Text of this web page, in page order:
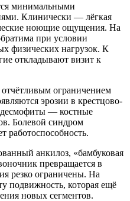
минимальными
Клинически — лёгкая
ноющие ощущения. На
при условии
физических нагрузок. К
откладывают визит к
отчётливым ограничением
эрозии в крестцово-
— костные
Болевой синдром
работоспособность.
анкилоз, «бамбуковая
превращается в
резко ограничены. На
подвижность, которая ещё
новых сегментов.